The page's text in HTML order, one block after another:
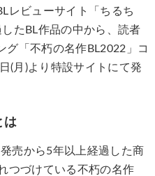
レビューサイト「ちるち
たBL作品の中から、読者
グ「不朽の名作BL2022」コ
(月)より特設サイトにて発
は
売から5年以上経過した商
つづけている不朽の名作